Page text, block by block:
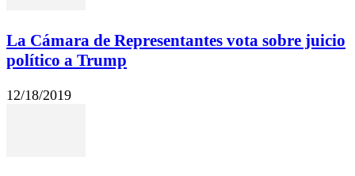
La Cámara de Representantes vota sobre juicio
político a Trump
12/18/2019